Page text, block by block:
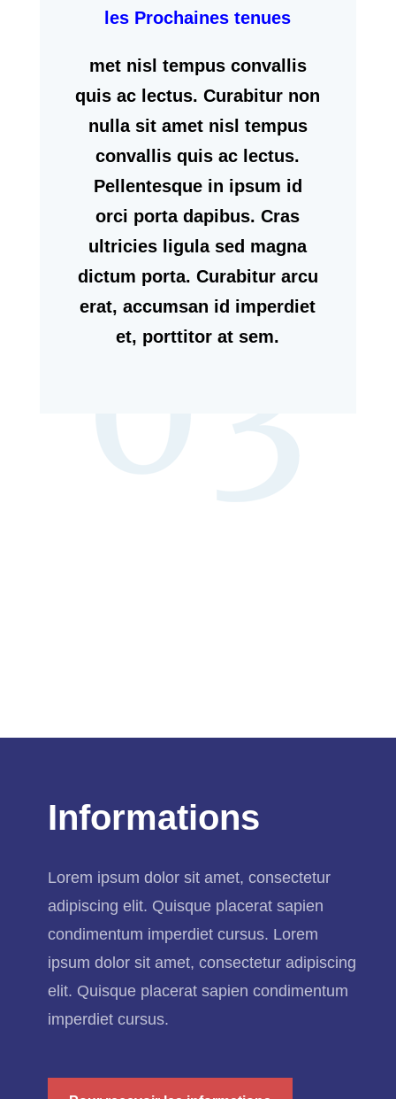
les Prochaines tenues
met nisl tempus convallis
quis ac lectus. Curabitur non
nulla sit amet nisl tempus
convallis quis ac lectus.
Pellentesque in ipsum id
orci porta dapibus. Cras
ultricies ligula sed magna
dictum porta. Curabitur arcu
erat, accumsan id imperdiet
et, porttitor at sem.
Informations
Lorem ipsum dolor sit amet, consectetur
adipiscing elit. Quisque placerat sapien
condimentum imperdiet cursus. Lorem
ipsum dolor sit amet, consectetur adipiscing
elit. Quisque placerat sapien condimentum
imperdiet cursus.